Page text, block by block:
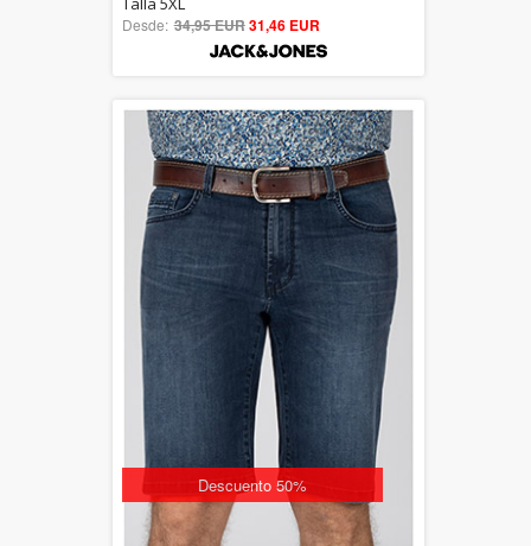
out of 5
Desde: 34,95 EUR31,46 EUR
Descuento 50%